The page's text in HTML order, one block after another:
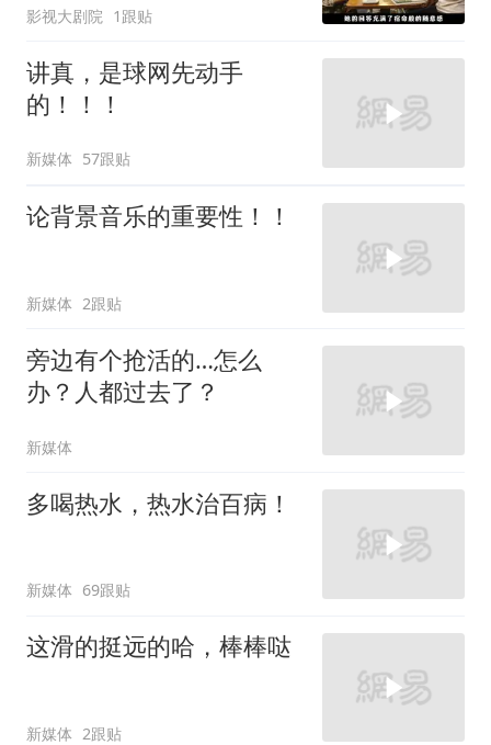
影视大剧院 1跟贴
讲真，是球网先动手
的！！！
新媒体 57跟贴
论背景音乐的重要性！！
新媒体 2跟贴
旁边有个抢活的…怎么
办？人都过去了？
新媒体
多喝热水，热水治百病！
新媒体 69跟贴
这滑的挺远的哈，棒棒哒
新媒体 2跟贴